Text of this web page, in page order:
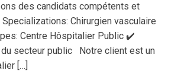
des candidats compétents et
Chirurgien vasculaire
Centre Hôspitalier Public ✔️
du secteur public Notre client est un
[…]